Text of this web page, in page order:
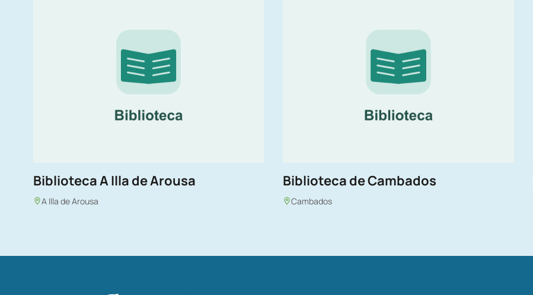
Biblioteca A Illa de Arousa
A Illa de Arousa
Biblioteca de Cambados
Cambados